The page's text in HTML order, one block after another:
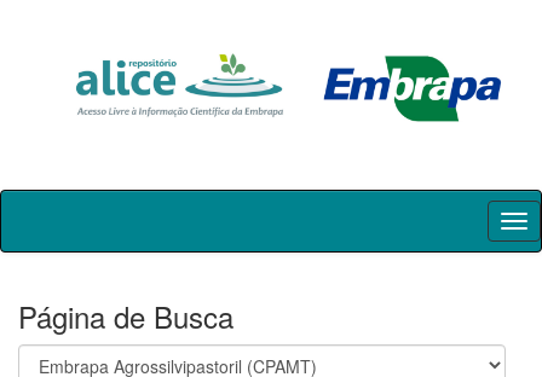
Skip
Página de Busca